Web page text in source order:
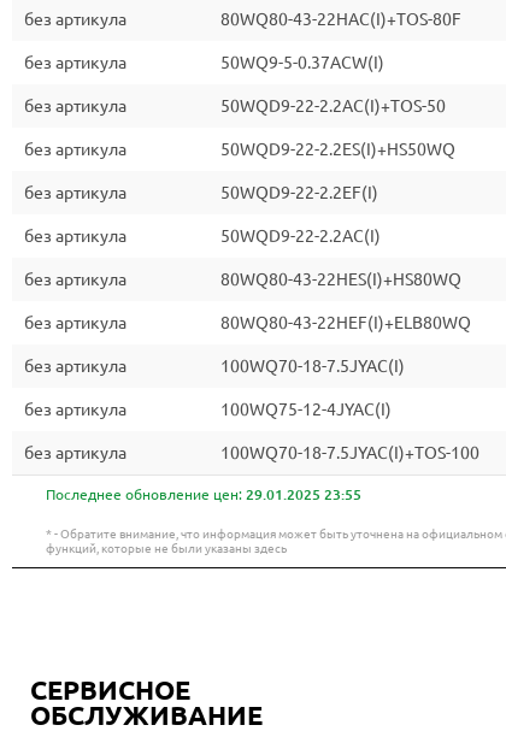
без артикула 80WQ80-43-22HAC(I)+TOS-80F
без артикула 50WQ9-5-0.37ACW(I)
без артикула 50WQD9-22-2.2AC(I)+TOS-50
без артикула 50WQD9-22-2.2ES(I)+HS50WQ
без артикула 50WQD9-22-2.2EF(I)
без артикула 50WQD9-22-2.2AC(I)
без артикула 80WQ80-43-22HES(I)+HS80WQ
без артикула 80WQ80-43-22HEF(I)+ELB80WQ
без артикула 100WQ70-18-7.5JYAC(I)
без артикула 100WQ75-12-4JYAC(I)
без артикула 100WQ70-18-7.5JYAC(I)+TOS-100
Последнее обновление цен: 29.01.2025 23:55
* - Обратите внимание, что информация может быть уточнена на
функций, которые не были указаны здесь
СЕРВИСНОЕ
ОБСЛУЖИВАНИЕ